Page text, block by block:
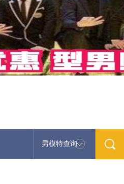
男模特查询